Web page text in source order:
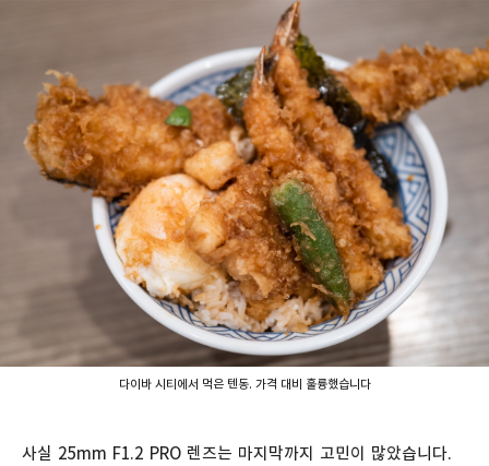
다이바 시티에서 먹은 텐동. 가격 대비 훌륭했습니다
사실 25mm F1.2 PRO 렌즈는 마지막까지 고민이 많았습니다.